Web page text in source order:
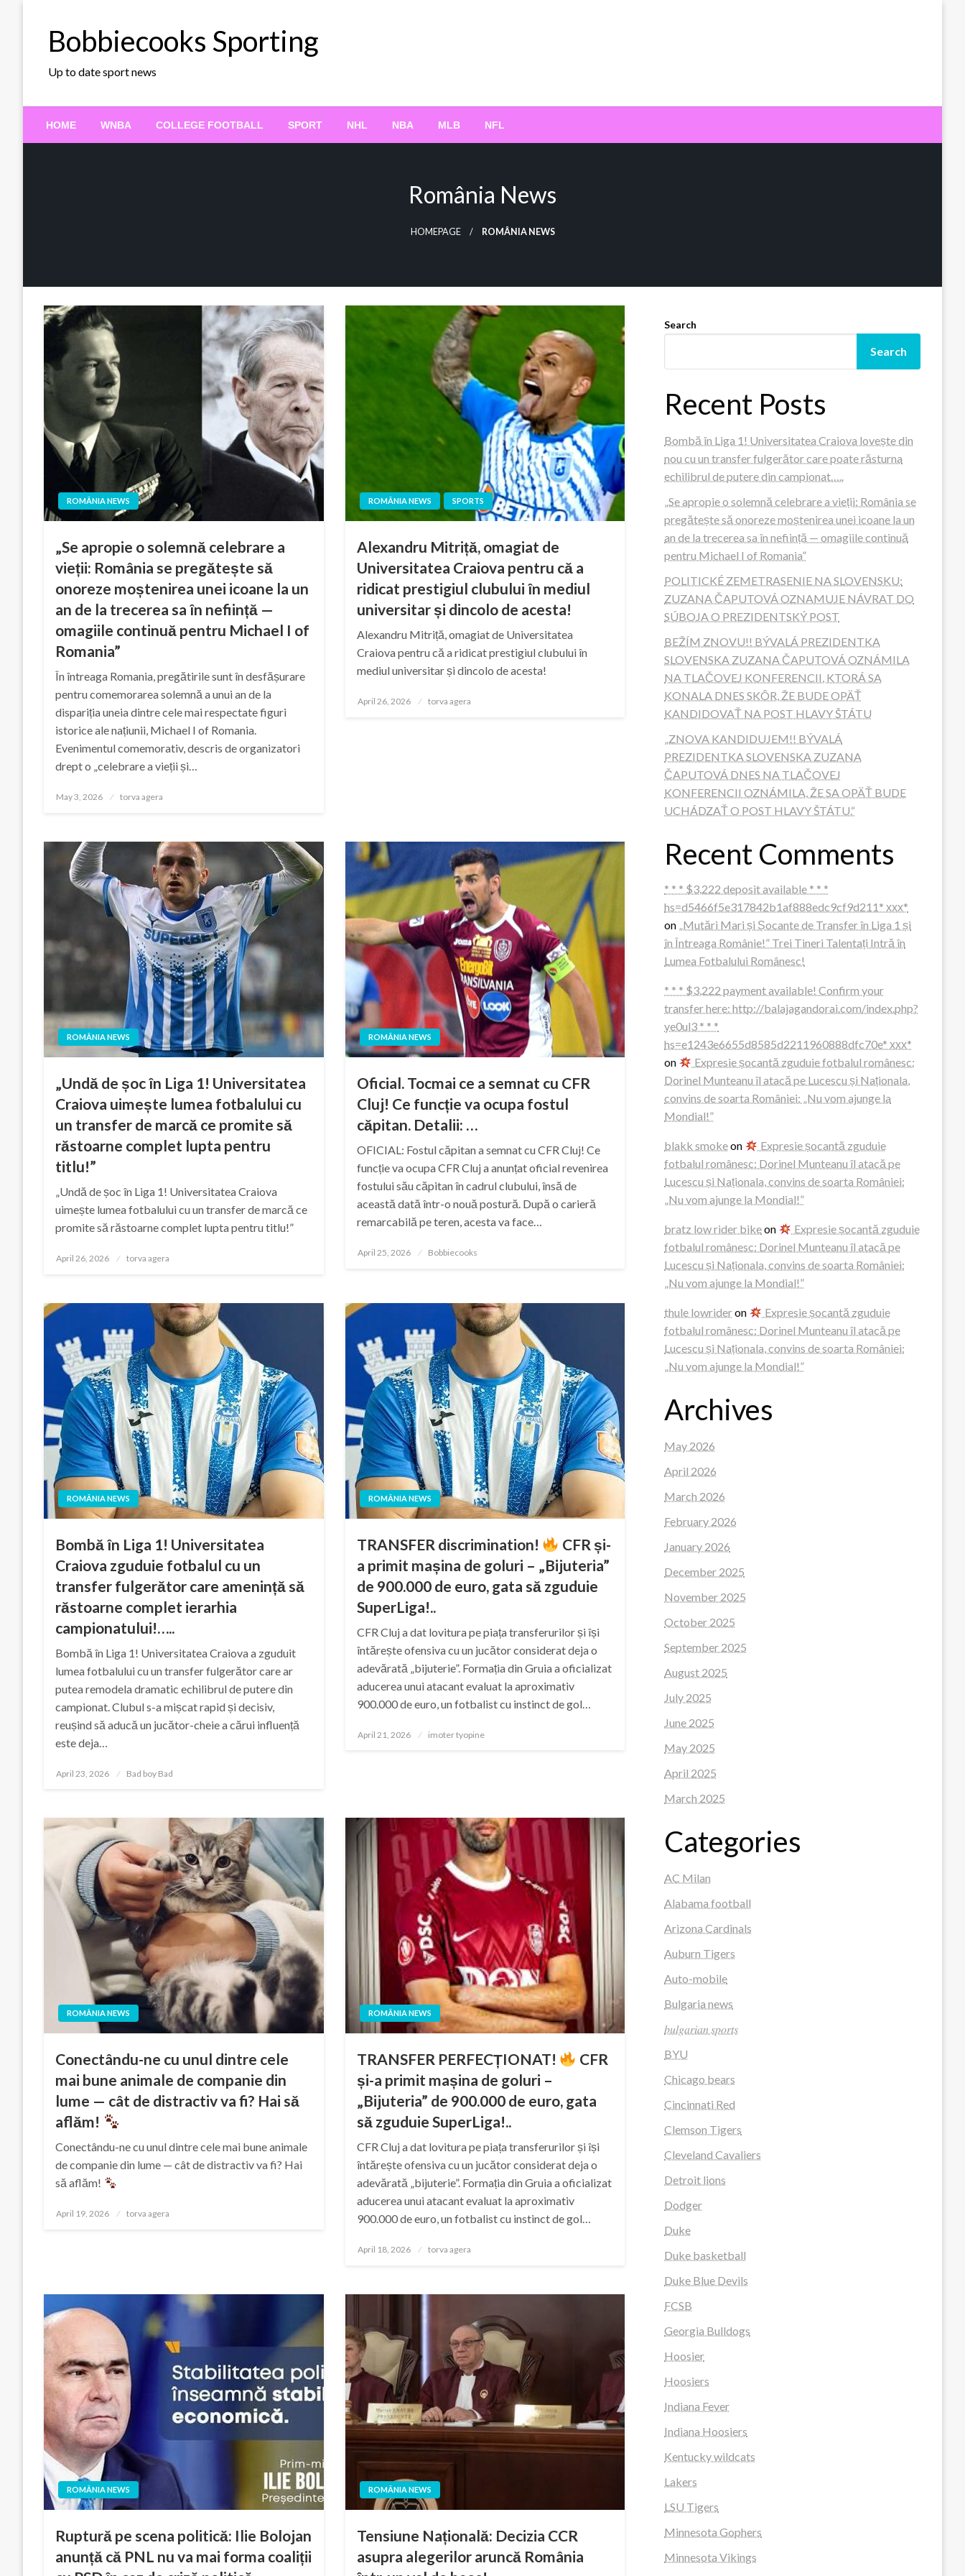
Bobbiecooks Sporting
Up to date sport news
HOME WNBA COLLEGE FOOTBALL SPORT NHL NBA MLB NFL
România News
HOMEPAGE ROMÂNIA NEWS
ROMÂNIA NEWS
„Se apropie o solemnă celebrare a
vieții: România se pregătește să
onoreze moștenirea unei icoane la un
an de la trecerea sa în neființă —
omagiile continuă pentru Michael I of
Romania”
În întreaga Romania, pregătirile sunt în desfășurare
pentru comemorarea solemnă a unui an de la
dispariția uneia dintre cele mai respectate figuri
istorice ale națiunii, Michael I of Romania.
Evenimentul comemorativ, descris de organizatori
drept o „celebrare a vieții și…
Posted
May 3, 2026 torva agera
ROMÂNIA NEWS SPORTS
Alexandru Mitriță, omagiat de
Universitatea Craiova pentru că a
ridicat prestigiul clubului în mediul
universitar și dincolo de acesta!
Alexandru Mitriță, omagiat de Universitatea
Craiova pentru că a ridicat prestigiul clubului în
mediul universitar și dincolo de acesta!
Posted
April 26, 2026 torva agera
ROMÂNIA NEWS
„Undă de șoc în Liga 1! Universitatea
Craiova uimește lumea fotbalului cu
un transfer de marcă ce promite să
răstoarne complet lupta pentru
titlu!”
„Undă de șoc în Liga 1! Universitatea Craiova
uimește lumea fotbalului cu un transfer de marcă ce
promite să răstoarne complet lupta pentru titlu!”
Posted
April 26, 2026 torva agera
ROMÂNIA NEWS
Oficial. Tocmai ce a semnat cu CFR
Cluj! Ce funcție va ocupa fostul
căpitan. Detalii: …
OFICIAL: Fostul căpitan a semnat cu CFR Cluj! Ce
funcție va ocupa CFR Cluj a anunțat oficial revenirea
fostului său căpitan în cadrul clubului, însă de
această dată într-o nouă postură. După o carieră
remarcabilă pe teren, acesta va face…
Posted
April 25, 2026 Bobbiecooks
ROMÂNIA NEWS
Bombă în Liga 1! Universitatea
Craiova zguduie fotbalul cu un
transfer fulgerător care amenință să
răstoarne complet ierarhia
campionatului!…..
Bombă în Liga 1! Universitatea Craiova a zguduit
lumea fotbalului cu un transfer fulgerător care ar
putea remodela dramatic echilibrul de putere din
campionat. Clubul s-a mișcat rapid și decisiv,
reușind să aducă un jucător-cheie a cărui influență
este deja…
Posted
April 23, 2026 Bad boy Bad
ROMÂNIA NEWS
TRANSFER discrimination!
CFR și-
a primit mașina de goluri – „Bijuteria”
de 900.000 de euro, gata să zguduie
SuperLiga!..
CFR Cluj a dat lovitura pe piața transferurilor și își
întărește ofensiva cu un jucător considerat deja o
adevărată „bijuterie”. Formația din Gruia a oficializat
aducerea unui atacant evaluat la aproximativ
900.000 de euro, un fotbalist cu instinct de gol…
Posted
April 21, 2026 imoter tyopine
ROMÂNIA NEWS
Conectându-ne cu unul dintre cele
mai bune animale de companie din
lume — cât de distractiv va fi? Hai să
aflăm!
Conectându-ne cu unul dintre cele mai bune animale
de companie din lume — cât de distractiv va fi? Hai
să aflăm!
Posted
April 19, 2026 torva agera
ROMÂNIA NEWS
TRANSFER PERFECȚIONAT!
CFR
și-a primit mașina de goluri –
„Bijuteria” de 900.000 de euro, gata
să zguduie SuperLiga!..
CFR Cluj a dat lovitura pe piața transferurilor și își
întărește ofensiva cu un jucător considerat deja o
adevărată „bijuterie”. Formația din Gruia a oficializat
aducerea unui atacant evaluat la aproximativ
900.000 de euro, un fotbalist cu instinct de gol…
Posted
April 18, 2026 torva agera
ROMÂNIA NEWS
Ruptură pe scena politică: Ilie Bolojan
anunță că PNL nu va mai forma coaliții
ROMÂNIA NEWS
Tensiune Națională: Decizia CCR
asupra alegerilor aruncă România
Search
Search
Recent Posts
Bombă în Liga 1! Universitatea Craiova lovește din
nou cu un transfer fulgerător care poate răsturna
echilibrul de putere din campionat…..
„Se apropie o solemnă celebrare a vieții: România se
pregătește să onoreze moștenirea unei icoane la un
an de la trecerea sa în neființă — omagiile continuă
pentru Michael I of Romania”
POLITICKÉ ZEMETRASENIE NA SLOVENSKU:
ZUZANA ČAPUTOVÁ OZNAMUJE NÁVRAT DO
SÚBOJA O PREZIDENTSKÝ POST
BEŽÍM ZNOVU!! BÝVALÁ PREZIDENTKA
SLOVENSKA ZUZANA ČAPUTOVÁ OZNÁMILA
NA TLAČOVEJ KONFERENCII, KTORÁ SA
KONALA DNES SKÔR, ŽE BUDE OPÄŤ
KANDIDOVAŤ NA POST HLAVY ŠTÁTU
„ZNOVA KANDIDUJEM!! BÝVALÁ
PREZIDENTKA SLOVENSKA ZUZANA
ČAPUTOVÁ DNES NA TLAČOVEJ
KONFERENCII OZNÁMILA, ŽE SA OPÄŤ BUDE
UCHÁDZAŤ O POST HLAVY ŠTÁTU.“
Recent Comments
* * * $3,222 deposit available * * *
hs=d5466f5e317842b1af888edc9cf9d211* ххх*
on „Mutări Mari și Șocante de Transfer în Liga 1 și
în Întreaga Românie!” Trei Tineri Talentați Intră în
Lumea Fotbalului Românesc!
* * * $3,222 payment available! Confirm your
transfer here: http://balajagandorai.com/index.php?
ye0ul3 * * *
hs=e1243e6655d8585d2211960888dfc70e* ххх*
on
Expresie șocantă zguduie fotbalul românesc:
Dorinel Munteanu îl atacă pe Lucescu și Naționala,
convins de soarta României: „Nu vom ajunge la
Mondial!”
blakk smokeon
Expresie șocantă zguduie
fotbalul românesc: Dorinel Munteanu îl atacă pe
Lucescu și Naționala, convins de soarta României:
„Nu vom ajunge la Mondial!”
bratz low rider bikeon
Expresie șocantă zguduie
fotbalul românesc: Dorinel Munteanu îl atacă pe
Lucescu și Naționala, convins de soarta României:
„Nu vom ajunge la Mondial!”
thule lowrideron
Expresie șocantă zguduie
fotbalul românesc: Dorinel Munteanu îl atacă pe
Lucescu și Naționala, convins de soarta României:
„Nu vom ajunge la Mondial!”
Archives
May 2026
April 2026
March 2026
February 2026
January 2026
December 2025
November 2025
October 2025
September 2025
August 2025
July 2025
June 2025
May 2025
April 2025
March 2025
Categories
AC Milan
Alabama football
Arizona Cardinals
Auburn Tigers
Auto-mobile
Bulgaria news
𝑏𝑢𝑙𝑔𝑎𝑟𝑖𝑎𝑛 𝑠𝑝𝑜𝑟𝑡𝑠
BYU
Chicago bears
Cincinnati Red
Clemson Tigers
Cleveland Cavaliers
Detroit lions
Dodger
Duke
Duke basketball
Duke Blue Devils
FCSB
Georgia Bulldogs
Hoosier
Hoosiers
Indiana Fever
Indiana Hoosiers
Kentucky wildcats
Lakers
LSU Tigers
Minnesota Gophers
Minnesota Vikings